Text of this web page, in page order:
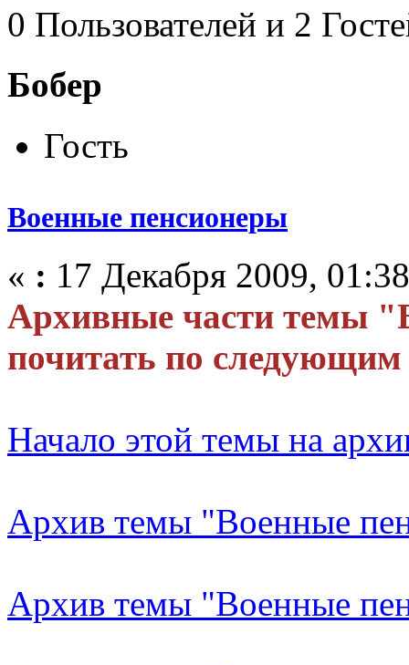
0 Пользователей и 2
Бобер
Гость
Военные пенсионеры
« : 17 Декабря 2009,
Архивные части темы
почитать по
Начало этой темы на
Архив темы "Военные
Архив темы "Военные